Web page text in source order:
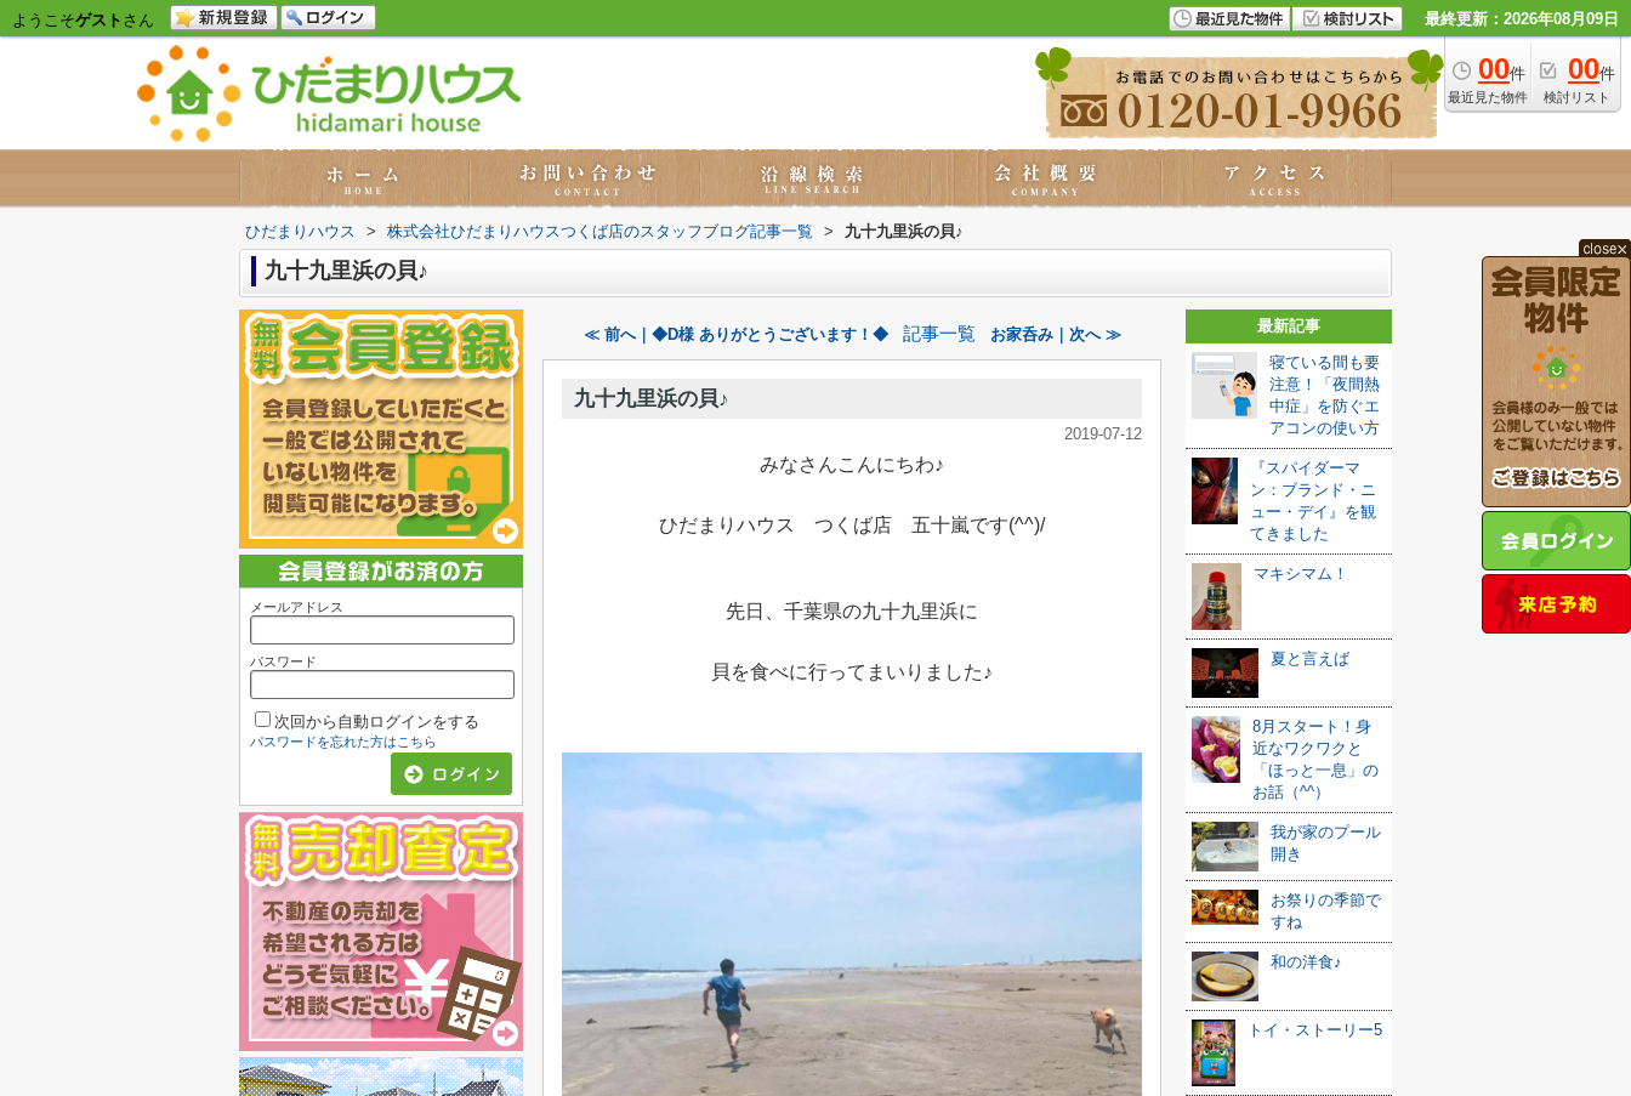
ようこそゲスト さん 最終更新：2026年08月09日
00件
最近見た物件
00件
検討リスト
ひだまりハウス > 株式会社ひだまりハウスつくば店のスタッフブログ記事一覧 > 九十九里浜の貝♪
九十九里浜の貝♪
≪ 前へ｜◆D様 ありがとうございます！◆ 記事一覧 お家呑み｜次へ ≫
九十九里浜の貝♪
2019-07-12
みなさんこんにちわ♪
ひだまりハウス つくば店 五十嵐です(^^)/
先日、 千葉県の九十九里浜に
貝を食べに行ってまいりました♪
最新記事
寝ている間も要
注意！「夜間熱
中症」を防ぐエ
アコンの使い方
『スパイダーマ
ン：ブランド・ニ
ュー・デイ』を観
てきました️
マキシマム！
夏と言えば
8月スタート！身
近なワクワクと
「ほっと一息」の
お話（^^）
我が家のプール
開き
お祭りの季節で
すね
和の洋食♪
トイ・ストーリー5
メールアドレス
パスワード
次回から自動ログインをする
パスワードを忘れた方はこちら